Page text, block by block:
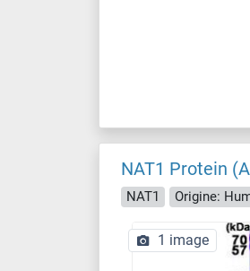
NAT1 Protein
NAT1 Origine:
1 image